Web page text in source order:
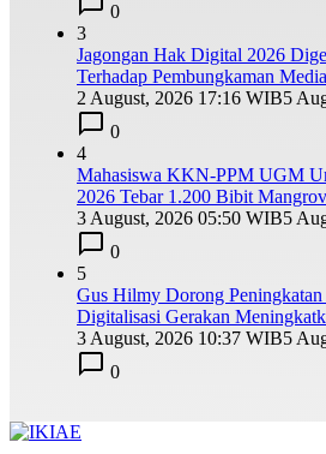
0
3
Jagongan Hak Digital 2026
Terhadap Pembungkaman
2 August, 2026 17:16 WIB5
0
4
Mahasiswa KKN-PPM UGM
2026 Tebar 1.200 Bibit
3 August, 2026 05:50 WIB5
0
5
Gus Hilmy Dorong
Digitalisasi Gerakan
3 August, 2026 10:37 WIB5
0